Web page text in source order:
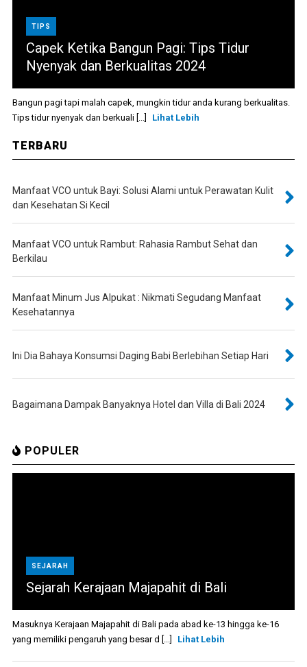
TIPS
Capek Ketika Bangun Pagi: Tips Tidur
Nyenyak dan Berkualitas 2024
Bangun pagi tapi malah capek, mungkin tidur anda kurang berkualitas.
Tips tidur nyenyak dan berkuali [...]
Lihat Lebih
TERBARU
Manfaat VCO untuk Bayi: Solusi Alami untuk Perawatan Kulit
dan Kesehatan Si Kecil
Manfaat VCO untuk Rambut: Rahasia Rambut Sehat dan
Berkilau
Manfaat Minum Jus Alpukat : Nikmati Segudang Manfaat
Kesehatannya
Ini Dia Bahaya Konsumsi Daging Babi Berlebihan Setiap Hari
Bagaimana Dampak Banyaknya Hotel dan Villa di Bali 2024
POPULER
SEJARAH
Sejarah Kerajaan Majapahit di Bali
Masuknya Kerajaan Majapahit di Bali pada abad ke-13 hingga ke-16
yang memiliki pengaruh yang besar d [...]
Lihat Lebih